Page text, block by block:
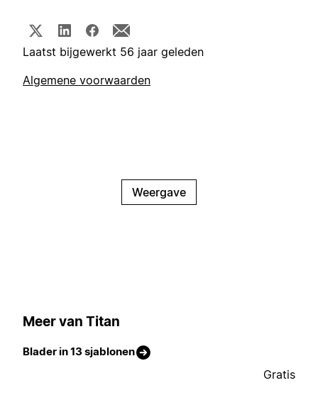
Laatst bijgewerkt 56 jaar geleden
Algemene voorwaarden
Weergave
Meer van Titan
Blader in 13 sjablonen
Gratis